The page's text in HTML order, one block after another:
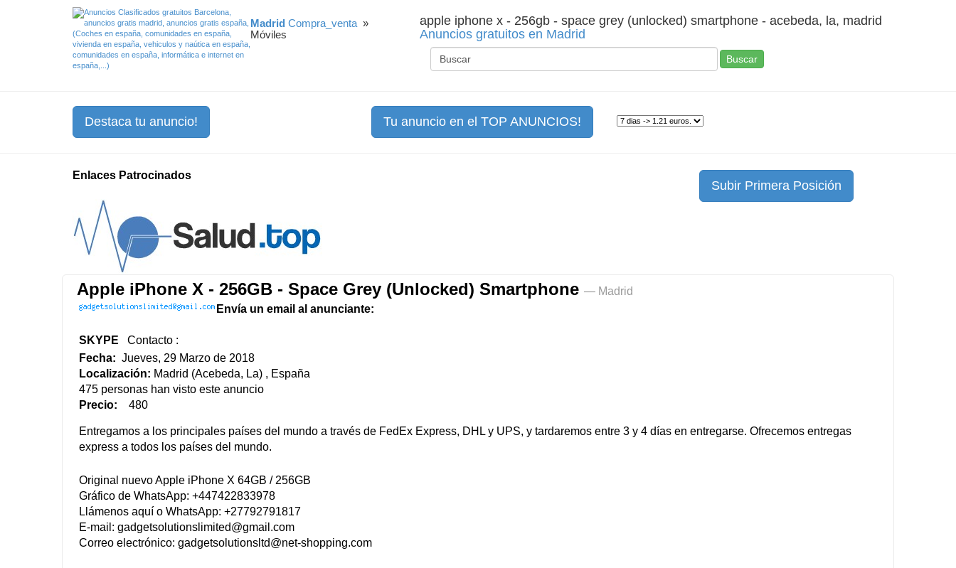
Madrid Compra_venta »
Móviles
apple iphone x - 256gb - space grey (unlocked) smartphone - acebeda, la, madrid
Anuncios gratuitos en Madrid
Buscar
Destaca tu anuncio! Tu anuncio en el TOP ANUNCIOS!
Enlaces Patrocinados
Subir Primera Posición
Apple iPhone X - 256GB - Space Grey (Unlocked) Smartphone — Madrid
Envía un email al anunciante:
SKYPE Contacto :
Fecha: Jueves, 29 Marzo de 2018
Localización: Madrid (Acebeda, La) , España
475 personas han visto este anuncio
Precio: 480
Entregamos a los principales países del mundo a través de FedEx Express, DHL y UPS, y tardaremos entre 3 y 4 días en entregarse. Ofrecemos entregas
express a todos los países del mundo.
Original nuevo Apple iPhone X 64GB / 256GB
Gráfico de WhatsApp: +447422833978
Llámenos aquí o WhatsApp: +27792791817
E-mail: gadgetsolutionslimited@gmail.com
Correo electrónico: gadgetsolutionsltd@net-shopping.com